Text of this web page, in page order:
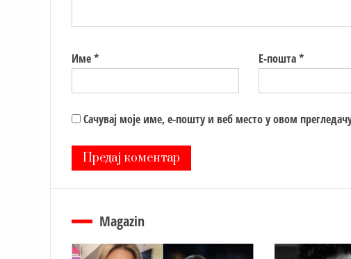
Име* Е-пошта*
Сачувај моје име, е-пошту и веб место у овом
Magazin